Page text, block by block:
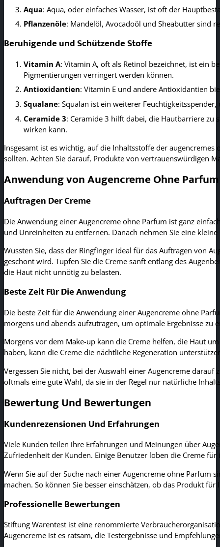
Aqua: Aqua, oder einfaches Wasser, ist oft der
Pflanzenöle: Mandelöl, Avocadoöl und Sheabutter sind
Beruhigende und Schützende Stoffe
Vitamin A: Vitamin A, oft als Retinol bezeichnet, ist ein
Pigmentierungen verringert werden können.
Antioxidantien: Vitamin E und andere Antioxidantien
Squalane: Squalan ist ein weiterer
Ceramide 3: Ceramide 3 hilft dabei, die Hautbarriere zu
wirken kann.
Insgesamt ist es wichtig, auf die Inhaltsstoffe der
sollten. Achten Sie darauf, Produkte von vertrauenswürdigen
Anwendung von Augencreme Ohne Parfum
Auftragen Der Creme
Die Anwendung einer Augencreme ohne Parfum ist ganz
und Unreinheiten zu entfernen. Danach nehmen Sie eine
Wussten Sie, dass der Ringfinger ideal für das Auftragen von
geschont wird. Tupfen Sie die Creme sanft entlang des
die Haut nicht unnötig zu belasten.
Beste Zeit Für Die Anwendung
Die beste Zeit für die Anwendung einer Augencreme ohne
morgens und abends aufzutragen, um optimale Ergebnisse zu
Morgens vor dem Make-up kann die Creme helfen, die Haut
haben, kann die Creme die nächtliche Regeneration
Vergessen Sie nicht, bei der Auswahl einer Augencreme
oftmals eine gute Wahl, da sie in der Regel nur natürliche
Bewertung Und Bewertungen
Kundenrezensionen Und Erfahrungen
Viele Kunden teilen ihre Erfahrungen und Meinungen über
Zufriedenheit der Kunden. Einige Benutzer loben die Creme
Wenn Sie auf der Suche nach einer Augencreme ohne
machen. So können Sie besser einschätzen, ob das Produkt
Professionelle Bewertungen
Stiftung Warentest ist eine renommierte
Augencreme ist es ratsam, die Testergebnisse und